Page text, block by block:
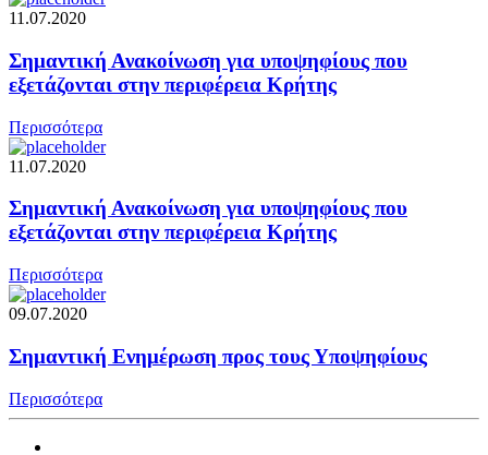
11.07.2020
Σημαντική Ανακοίνωση για υποψηφίους που
εξετάζονται στην περιφέρεια Κρήτης
Περισσότερα
11.07.2020
Σημαντική Ανακοίνωση για υποψηφίους που
εξετάζονται στην περιφέρεια Κρήτης
Περισσότερα
09.07.2020
Σημαντική Ενημέρωση προς τους Υποψηφίους
Περισσότερα